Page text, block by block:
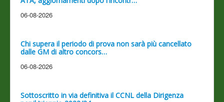
06-08-2026
Chi supera il periodo di prova non sarà più cancellato
dalle GM di altro concors…
06-08-2026
Sottoscritto in via definitiva il CCNL della Dirigenza